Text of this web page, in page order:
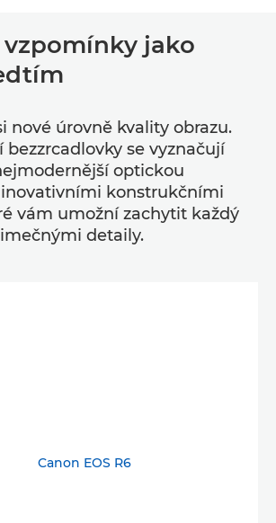
jako
nové úrovně kvality obrazu.
bezzrcadlovky se vyznačují
optickou
konstrukčními
vám umožní zachytit každý
detaily.